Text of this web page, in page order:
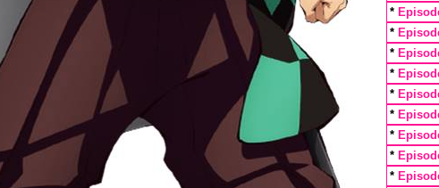
*
*
*
*
*
*
*
*
*